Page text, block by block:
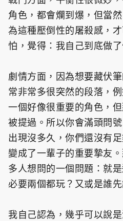
角色，都會爛到爆，但當
為這種壓倒性的屠殺感，
怕，覺得：我自己到底做了
劇情方面，因為想要藏伏
常非常多很突然的段落，
一個好像很重要的角色，
被提過。所以你會滿頭問
出現沒多久，你們還沒有
變成了一輩子的重要摯友
多人想問的一個問題：就
必要兩個都玩？又或是誰先
我自己認為，幾乎可以說